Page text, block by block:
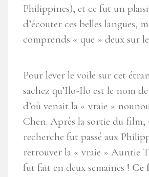
Philippines), et ce fut un
d’écouter ces belles langues,
comprends « que » deux sur
Pour lever le voile sur cet
sachez qu’Ilo-Ilo est le nom
d’où venait la « vraie »
Chen. Après la sortie du film,
recherche fut passé aux
retrouver la « vraie » Auntie
fut fait en deux semaines ! Ce